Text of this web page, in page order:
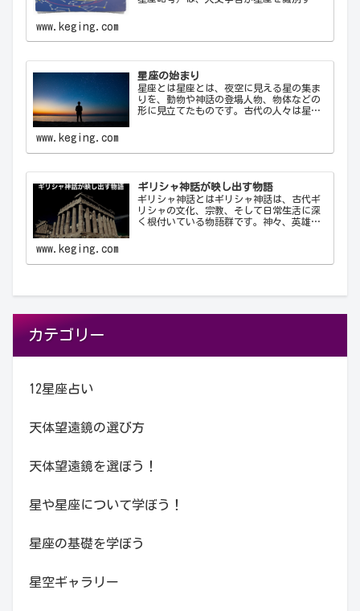
ン…
www.keging.com
星座の始まり
星座とは星座とは、夜空に見える星の集ま
りを、動物や神話の登場人物、物体などの
形に見立てたものです。古代の人々は星を
おいて重要な役…
www.keging.com
ギリシャ神話が映し出す物語
ギリシャ神話とはギリシャ神話は、古代ギ
リシャの文化、宗教、そして日常生活に深
く根付いている物語群です。神々、英雄、
哲学に多大な…
www.keging.com
カテゴリー
12星座占い
天体望遠鏡の選び方
天体望遠鏡を選ぼう！
星や星座について学ぼう！
星座の基礎を学ぼう
星空ギャラリー